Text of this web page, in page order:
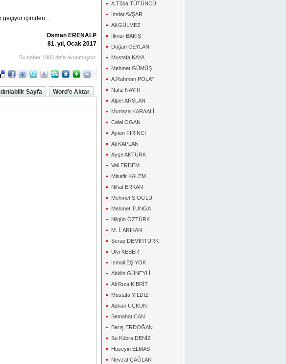
geçiyor içimden…
Osman ERENALP
81. yıl, Ocak 2017
Bu haber 1903 defa okunmuştur.
Sayfa Word'e Aktar
A.Tûba TÜTÜNCÜ
İmdat AVŞAR
Ali GÜLMEZ
İlknur BAKIŞ
Doğan CEYLAN
Mustafa KAYA
Mehmet GÜMÜŞ
A.Rahman POLAT
Nafiz NAYIR
Alper ARSLAN
Murtaza KARAALİ
Celal OGAN
Ayten FIRINCI
Ali KAPLAN
Ayşe AKTÜRK
Veli ERDEM
Misafir KALEM
Nihat ERKAN
Mehmet Ş.OGLU
Mehmet TUNGA
Nilgün ÖZTÜRK
M. İ. ARIKAN
Serap DEMİRTÜRK
Ulvi KESER
İsmail EŞİYOK
Abidin GÜNEYLİ
Ali Rıza KİBRİT
Mustafa YILDIZ
Adnan UÇKUN
Semahat CAN
Barış ERDOĞAN
Su Kübra DENİZ
Hüseyin ELMAS
Nevzat ÇAĞLAR